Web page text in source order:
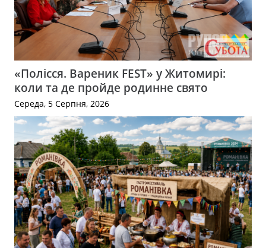
«Полісся. Вареник FEST» у Житомирі:
коли та де пройде родинне свято
Середа, 5 Серпня, 2026